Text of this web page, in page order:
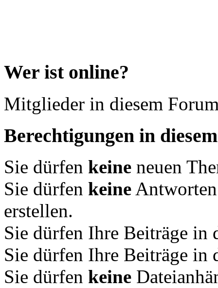
Wer ist online?
Mitglieder in diesem
Berechtigungen in
Sie dürfen keine neuen
Sie dürfen keine
erstellen.
Sie dürfen Ihre Beiträge in
Sie dürfen Ihre Beiträge in
Sie dürfen keine